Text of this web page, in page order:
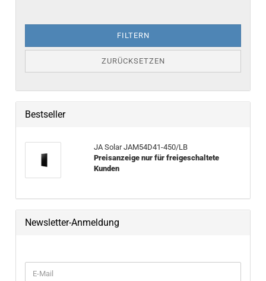
FILTERN
ZURÜCKSETZEN
Bestseller
JA Solar JAM54D41-​450/LB
Preisanzeige nur für freigeschaltete
Kunden
Newsletter-Anmeldung